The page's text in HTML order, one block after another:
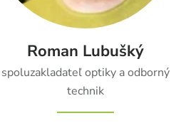
Roman Lubušký
spoluzakladateľ optiky a odborný
technik